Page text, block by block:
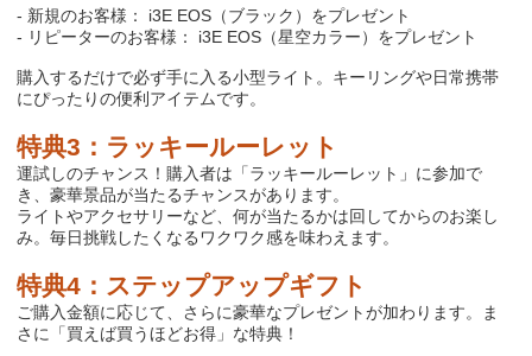
- 新規のお客様： i3E EOS （ブラック）をプレゼント
- リピーターのお客様： i3E EOS （星空カラー）をプレゼント
購入するだけで必ず手に入る小型ライト。キーリングや日常携帯
にぴったりの便利アイテムです。
特典3 ：ラッキールーレット
運試しのチャンス！購入者は「ラッキールーレット」に参加で
き、豪華景品が当たるチャンスがあります。
ライトやアクセサリーなど、何が当たるかは回してからのお楽し
み。毎日挑戦したくなるワクワク感を味わえます。
特典4 ：ステップアップギフト
ご購入金額に応じて、さらに豪華なプレゼントが加わります。ま
さに「買えば買うほどお得」な特典！